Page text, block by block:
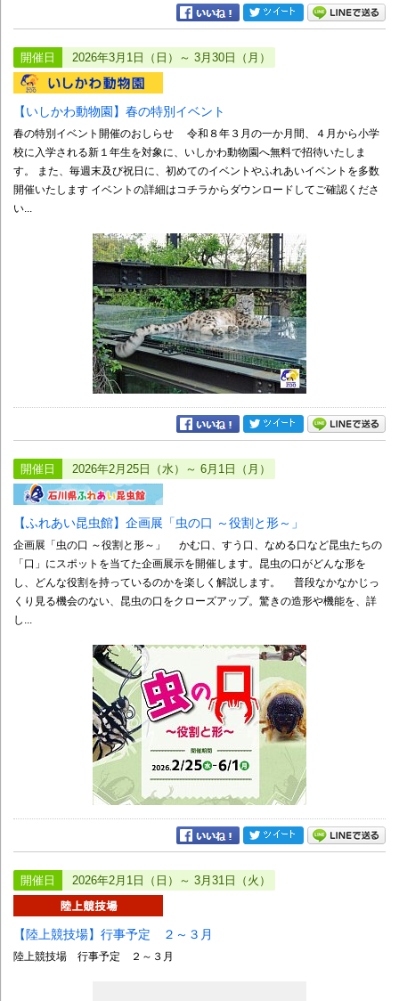
開催日 2026年3月1日（日）～ 3月30日（月）
【いしかわ動物園】春の特別イベント
春の特別イベント開催のおしらせ 令和８年３月の一か月間、４月から小学
校に入学される新１年生を対象に、いしかわ動物園へ無料で招待いたしま
す。 また、毎週末及び祝日に、初めてのイベントやふれあいイベントを多数
開催いたします イベントの詳細はコチラからダウンロードしてご確認くださ
い...
開催日 2026年2月25日（水）～ 6月1日（月）
【ふれあい昆虫館】企画展「虫の口 ～役割と形～」
企画展「虫の口 ～役割と形～」 かむ口、すう口、なめる口など昆虫たちの
「口」にスポットを当てた企画展示を開催します。昆虫の口がどんな形を
し、どんな役割を持っているのかを楽しく解説します。 普段なかなかじっ
くり見る機会のない、昆虫の口をクローズアップ。驚きの造形や機能を、詳
し...
開催日 2026年2月1日（日）～ 3月31日（火）
【陸上競技場】行事予定 ２～３月
陸上競技場 行事予定 ２～３月